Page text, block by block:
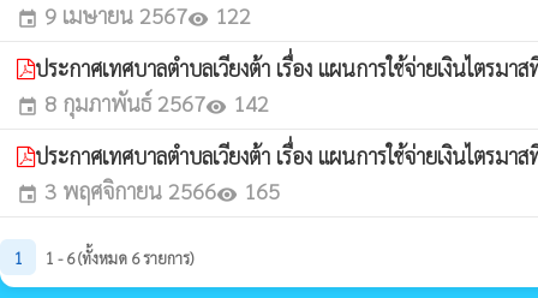
event 9 เมษายน 2567visibility 122
ประกาศเทศบาลตำบลเวียงต้า เรื่อง แผนการใช้จ่ายเงินไต
event 8 กุมภาพันธ์ 2567visibility 142
ประกาศเทศบาลตำบลเวียงต้า เรื่อง แผนการใช้จ่ายเงินไต
event 3 พฤศจิกายน 2566visibility 165
1 1 - 6 (ทั้งหมด 6 รายการ)